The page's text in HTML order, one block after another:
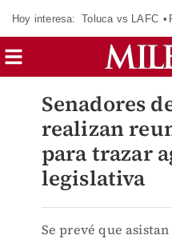
Hoy interesa: Toluca vs LAFC
Senadores
realizan
para trazar
legislativa
Se prevé que